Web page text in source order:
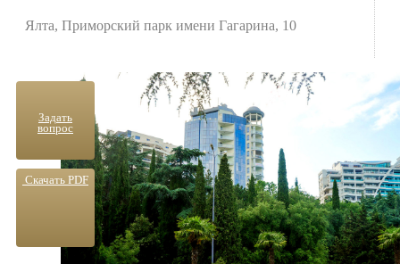
Задать
вопрос
Скачать PDF
Ялта, Приморский парк имени Гагарина, 10